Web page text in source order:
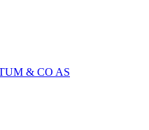
& CO AS